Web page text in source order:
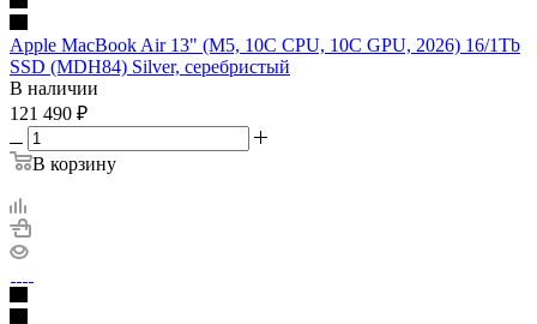
Apple MacBook Air 13" (M5, 10C CPU, 10C GPU, 2026) 16/1Tb
SSD (MDH84) Silver, серебристый
В наличии
121 490 ₽
В корзину